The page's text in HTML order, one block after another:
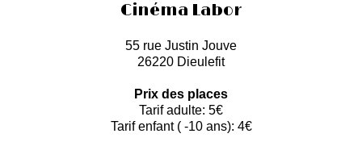
Cinéma Labor
55 rue Justin Jouve
26220 Dieulefit
Prix des places
Tarif adulte: 5€
Tarif enfant ( -10 ans): 4€